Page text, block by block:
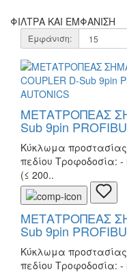
ΦΙΛΤΡΑ ΚΑΙ ΕΜΦΑΝΙΣΗ
Εμφάνιση:
ΜΕΤΑΤΡΟΠΕΑΣ
Sub 9pin
Κύκλωμα
πεδίου Τροφοδοσία:
(≤ 200..
ΜΕΤΑΤΡΟΠΕΑΣ
Sub 9pin
Κύκλωμα
πεδίου Τροφοδοσία: